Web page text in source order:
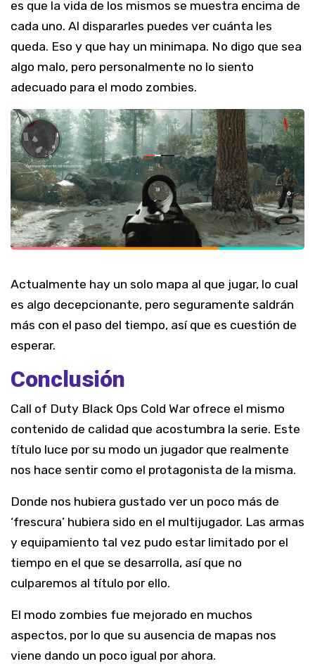
es que la vida de los mismos se muestra encima de
cada uno. Al dispararles puedes ver cuánta les
queda. Eso y que hay un minimapa. No digo que sea
algo malo, pero personalmente no lo siento
adecuado para el modo zombies.
Actualmente hay un solo mapa al que jugar, lo cual
es algo decepcionante, pero seguramente saldrán
más con el paso del tiempo, así que es cuestión de
esperar.
Conclusión
Call of Duty Black Ops Cold War ofrece el mismo
contenido de calidad que acostumbra la serie. Este
título luce por su modo un jugador que realmente
nos hace sentir como el protagonista de la misma.
Donde nos hubiera gustado ver un poco más de
‘frescura’ hubiera sido en el multijugador. Las armas
y equipamiento tal vez pudo estar limitado por el
tiempo en el que se desarrolla, así que no
culparemos al título por ello.
El modo zombies fue mejorado en muchos
aspectos, por lo que su ausencia de mapas nos
viene dando un poco igual por ahora.